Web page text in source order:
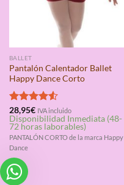
BALLET
Pantalón Calentador Ballet
Happy Dance Corto
Valorado
con4.50
de 5
28,95€ IVA incluido
Disponibilidad Inmediata (48-
72 horas laborables)
PANTALÓN CORTO de la marca Happy
Dance